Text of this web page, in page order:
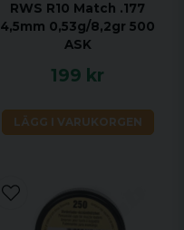
RWS R10 Match .177
4,5mm 0,53g/8,2gr 500
ASK
199 kr
LÄGG I VARUKORGEN